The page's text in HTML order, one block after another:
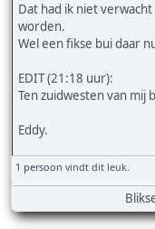
Dat had ik niet
worden.
Wel een fikse bui daar
EDIT (21:18 uur):
Ten zuidwesten van mij
Eddy.
1 persoon vindt dit leuk.